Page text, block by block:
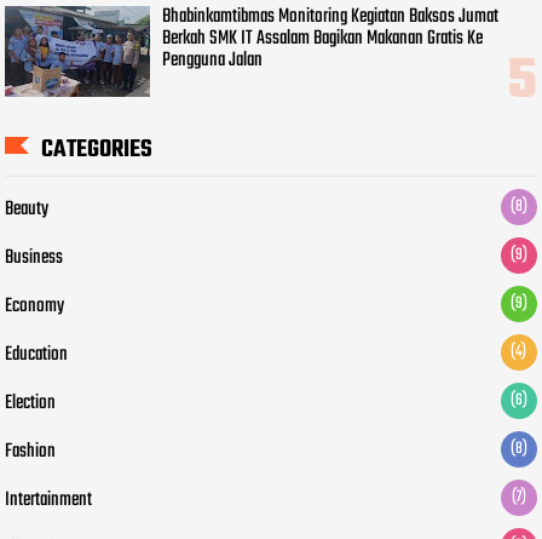
Bhabinkamtibmas Monitoring Kegiatan Baksos Jumat
Berkah SMK IT Assalam Bagikan Makanan Gratis Ke
Pengguna Jalan
CATEGORIES
Beauty (8)
Business (9)
Economy (9)
Education (4)
Election (6)
Fashion (8)
Intertainment (7)